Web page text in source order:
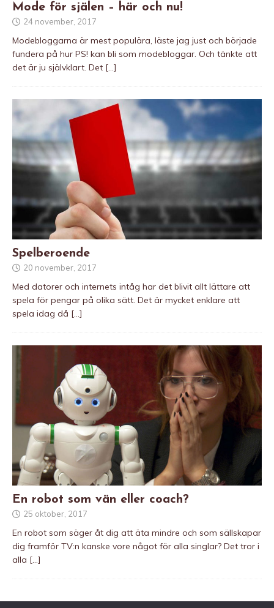
Mode för själen – här och nu!
24 november, 2017
Modebloggarna är mest populära, läste jag just och började
fundera på hur PS! kan bli som modebloggar. Och tänkte att
det är ju självklart. Det […]
Spelberoende
20 november, 2017
Med datorer och internets intåg har det blivit allt lättare att
spela för pengar på olika sätt. Det är mycket enklare att
spela idag då […]
En robot som vän eller coach?
25 oktober, 2017
En robot som säger åt dig att äta mindre och som sällskapar
dig framför TV:n kanske vore något för alla singlar? Det tror i
alla […]